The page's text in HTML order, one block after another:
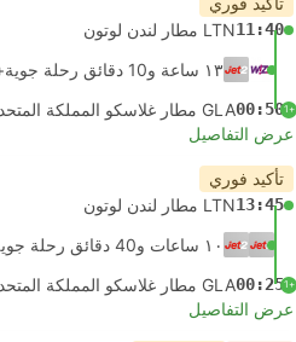
11:40LTN مطار لندن لوتون
١٣ ساعة و‫10 دقائق رحلة جوية+رحلة جوية.
+1
00:50GLA مطار غلاسكو المملكة المتحدة
عرض التفاصيل
تأكيد فوري
13:45LTN مطار لندن لوتون
١٠ ساعات و‫40 دقائق رحلة جوية+رحلة جوية.
+1
00:25GLA مطار غلاسكو المملكة المتحدة
عرض التفاصيل